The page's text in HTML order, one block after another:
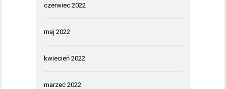
czerwiec 2022
maj 2022
kwiecień 2022
marzec 2022